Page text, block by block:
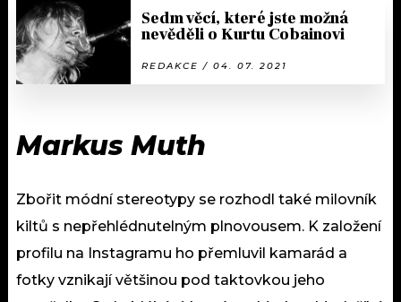
Sedm věcí, které jste možná
nevěděli o Kurtu Cobainovi
REDAKCE / 04. 07. 2021
Markus Muth
Zbořit módní stereotypy se rozhodl také milovník
kiltů s nepřehlédnutelným plnovousem. K založení
profilu na Instagramu ho přemluvil kamarád a
fotky vznikají většinou pod taktovkou jeho